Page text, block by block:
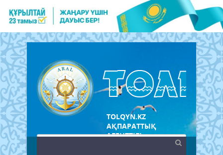
TOLQYN.KZ
АҚПАРАТТЫҚ
АГЕНТТІГІ